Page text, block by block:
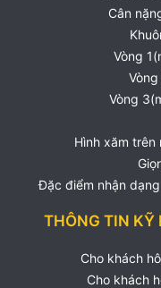
Cân
Vòng
Vòng
Hình xăm trên
Đặc điểm nhận
THÔNG TIN KỸ
Cho khách
Cho khách